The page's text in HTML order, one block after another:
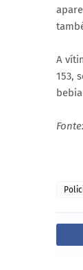
A
153,